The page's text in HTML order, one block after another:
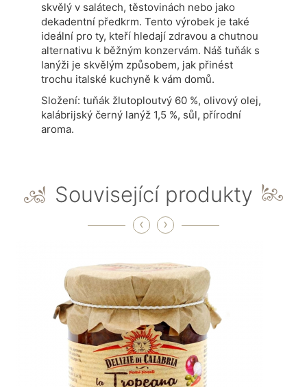
skvělý v salátech, těstovinách nebo jako
dekadentní předkrm. Tento výrobek je také
ideální pro ty, kteří hledají zdravou a chutnou
alternativu k běžným konzervám. Náš tuňák s
lanýži je skvělým způsobem, jak přinést
trochu italské kuchyně k vám domů.
Složení: tuňák žlutoploutvý 60 %, olivový olej,
kalábrijský černý lanýž 1,5 %, sůl, přírodní
aroma.
Související produkty
‹ ›